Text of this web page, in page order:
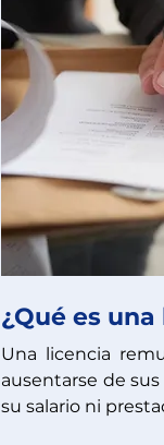
¿Qué es
Una licencia
ausentarse de
su salario ni